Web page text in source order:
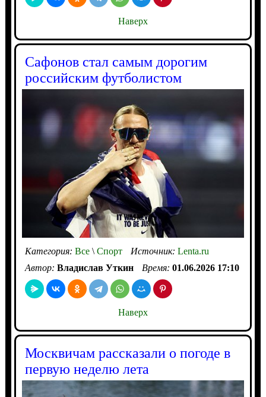
Наверх
Сафонов стал самым дорогим
российским футболистом
Категория: Все\Спорт Источник: Lenta.ru
Автор: Владислав Уткин Время: 01.06.2026 17:10
Наверх
Москвичам рассказали о погоде в
первую неделю лета